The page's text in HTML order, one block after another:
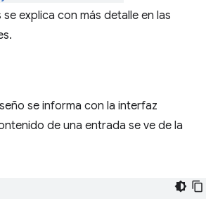
explica con más detalle en las
se informa con la interfaz
de una entrada se ve de la